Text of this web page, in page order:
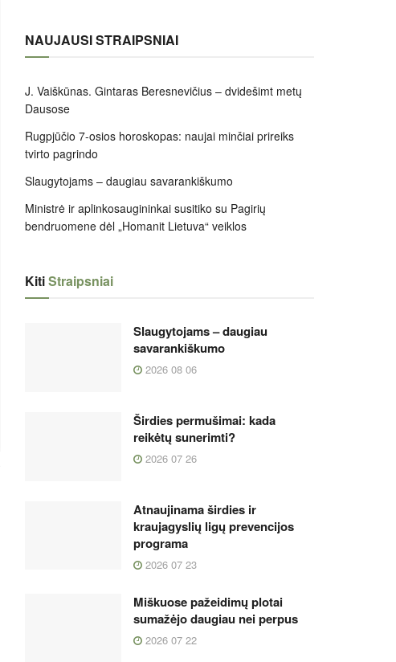
NAUJAUSI STRAIPSNIAI
J. Vaiškūnas. Gintaras Beresnevičius – dvidešimt metų
Dausose
Rugpjūčio 7-osios horoskopas: naujai minčiai prireiks
tvirto pagrindo
Slaugytojams – daugiau savarankiškumo
Ministrė ir aplinkosaugininkai susitiko su Pagirių
bendruomene dėl „Homanit Lietuva“ veiklos
KitiStraipsniai
Slaugytojams – daugiau
savarankiškumo
2026 08 06
Širdies permušimai: kada
reikėtų sunerimti?
2026 07 26
Atnaujinama širdies ir
kraujagyslių ligų prevencijos
programa
2026 07 23
Miškuose pažeidimų plotai
sumažėjo daugiau nei perpus
2026 07 22